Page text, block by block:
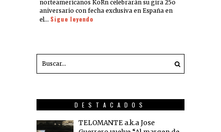
norteamericanos KoRn celebrarán su gira 25o
aniversario con fecha exclusiva en España en
el… Sigue leyendo
DESTACADOS
TELOMANTE a.k.a Jose